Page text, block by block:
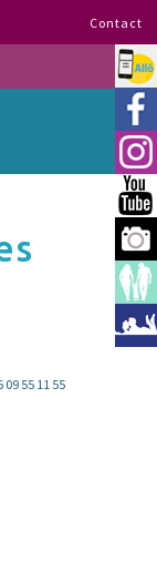
Contact
Allo
55 11 55